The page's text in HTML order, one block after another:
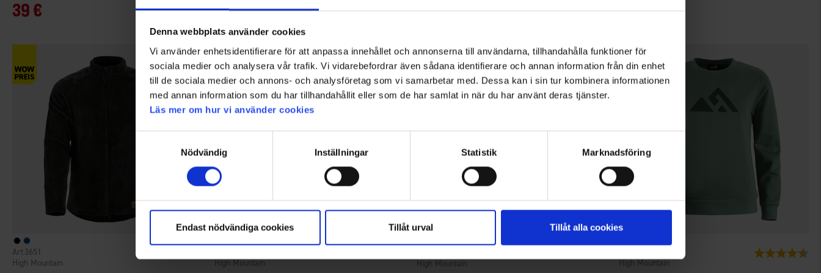
Denna webbplats använder cookies
Vi använder enhetsidentifierare för att anpassa innehållet och annonserna till användarna, tillhandahålla funktioner för
sociala medier och analysera vår trafik. Vi vidarebefordrar även sådana identifierare och annan information från din enhet
till de sociala medier och annons- och analysföretag som vi samarbetar med. Dessa kan i sin tur kombinera informationen
med annan information som du har tillhandahållit eller som de har samlat in när du har använt deras tjänster.
Läs mer om hur vi använder cookies
Nödvändig
Inställningar Statistik Marknadsföring
Endast nödvändiga cookies Tillåt urval Tillåt alla cookies
39 € 29 € 39 € 39 €
High Mountain
3651
High Mountain High Mountain High Mountain
Bewertung: